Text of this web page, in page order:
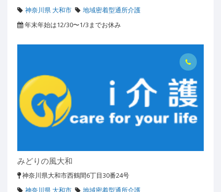
神奈川県 大和市
地域密着型通所介護
年末年始は12/30〜1/3までお休み
みどりの風大和
神奈川県大和市西鶴間6丁目30番24号
神奈川県 大和市
地域密着型通所介護